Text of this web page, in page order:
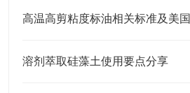
溶剂萃取硅藻土使用要点分享